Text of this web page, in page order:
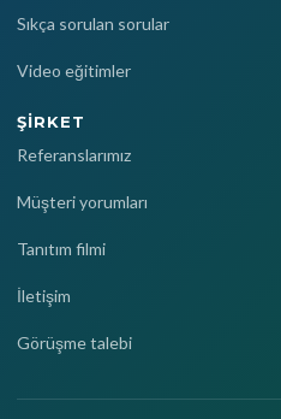
Sıkça sorulan sorular
Video eğitimler
ŞIRKET
Referanslarımız
Müşteri yorumları
Tanıtım filmi
İletişim
Görüşme talebi